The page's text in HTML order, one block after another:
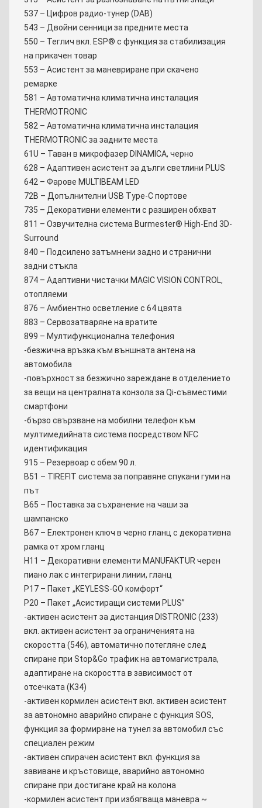
537 – Цифров радио-тунер (DAB)
543 – Двойни сенници за предните места
550 – Теглич вкл. ESP® с функция за стабилизация
на прикачен товар
553 – Асистент за маневриране при скачено
ремарке
581 – Автоматична климатична инсталация
THERMOTRONIC
582 – Автоматична климатична инсталация
THERMOTRONIC за задните места
61U – Таван в микрофазер DINAMICA, черно
628 – Адаптивен асистент за дълги светлини PLUS
642 – Фарове MULTIBEAM LED
72B – Допълнителни USB Type-C портове
735 – Декоративни елементи с разширен обхват
811 – Озвучителна система Burmester® High-End 3D-
Surround
840 – Подсилено затъмнени задно и странични
задни стъкла
874 – Адаптивни чистачки MAGIC VISION CONTROL,
отопляеми
876 – Амбиентно осветление с 64 цвята
883 – Сервозатваряне на вратите
899 – Мултифункционална телефония
-безжична връзка към външната антена на
автомобила
-повърхност за безжично зареждане в отделението
за вещи на централната конзола за Qi-съвместими
смартфони
-бързо свързване на мобилни телефон към
мултимедийната система посредством NFC
идентификация
915 – Резервоар с обем 90 л.
B51 – TIREFIT система за поправяне спукани гуми на
път
B65 – Поставка за съхранение на чаши за
шампанско
B67 – Електронен ключ в черно гланц с декоративна
рамка от хром гланц
H11 – Декоративни елементи MANUFAKTUR черен
пиано лак с интегрирани линии, гланц
P17 – Пакет „KEYLESS-GO комфорт“
P20 – Пакет „Асистиращи системи PLUS”
-активен асистент за дистанция DISTRONIC (233)
вкл. активен асистент за ограниченията на
скоростта (546), автоматично потегляне след
спиране при Stop&Go трафик на автомагистрала,
адаптиране на скоростта в зависимост от
отсечката (K34)
-активен кормилен асистент вкл. активен асистент
за автономно аварийно спиране с функция SOS,
функция за формиране на тунел за автомобил със
специален режим
-активен спирачен асистент вкл. функция за
завиване и кръстовище, аварийно автономно
спиране при достигане край на колона
-кормилен асистент при избягваща маневра ~